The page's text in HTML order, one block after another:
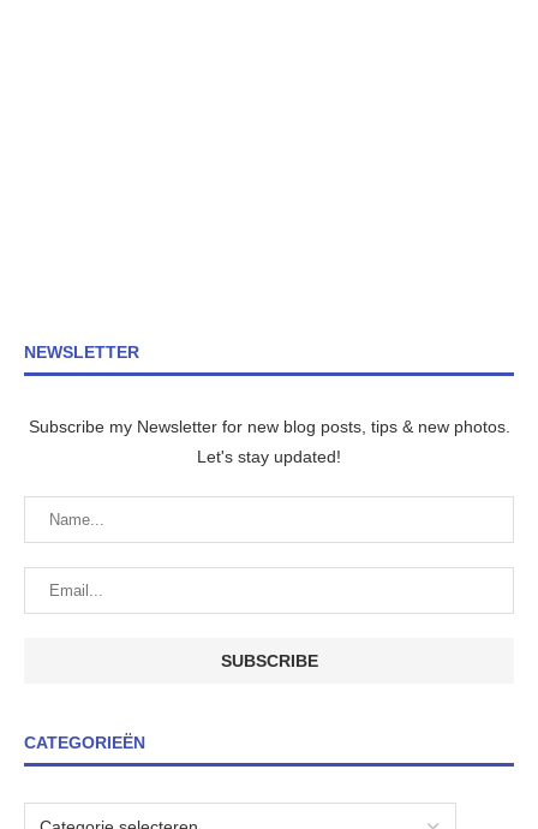
NEWSLETTER
Subscribe my Newsletter for new blog posts, tips & new photos.
Let's stay updated!
CATEGORIEËN